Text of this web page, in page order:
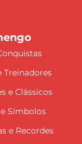
Treinadores
e Clássicos
Símbolos
e Recordes